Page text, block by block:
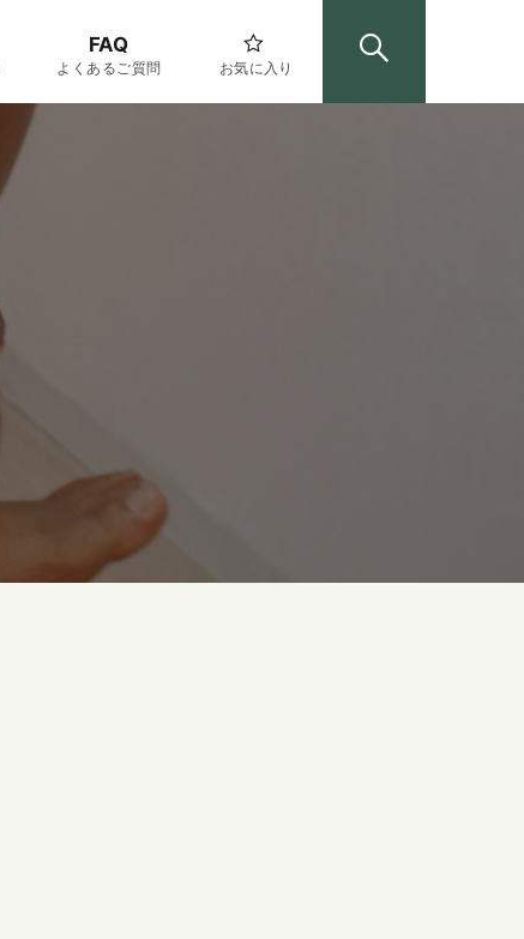
FAQ
よくあるご質問 お気に入り